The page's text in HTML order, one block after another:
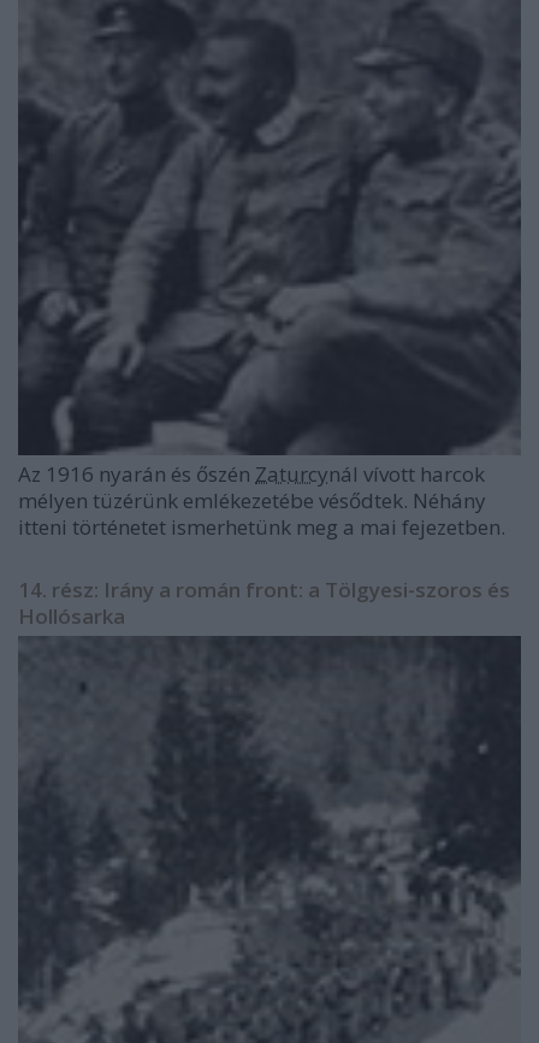
Az 1916 nyarán és őszén Zaturcynál vívott harcok
mélyen tüzérünk emlékezetébe vésődtek. Néhány
itteni történetet ismerhetünk meg a mai fejezetben.
14. rész: Irány a román front: a Tölgyesi-szoros és
Hollósarka